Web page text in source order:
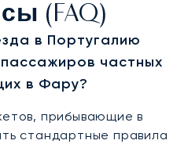
(FAQ)
в Португалию
частных
в Фару?
прибывающие в
стандартные правила